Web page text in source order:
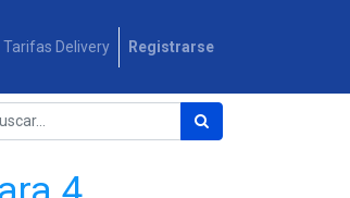
Tarifas Delivery Registrarse